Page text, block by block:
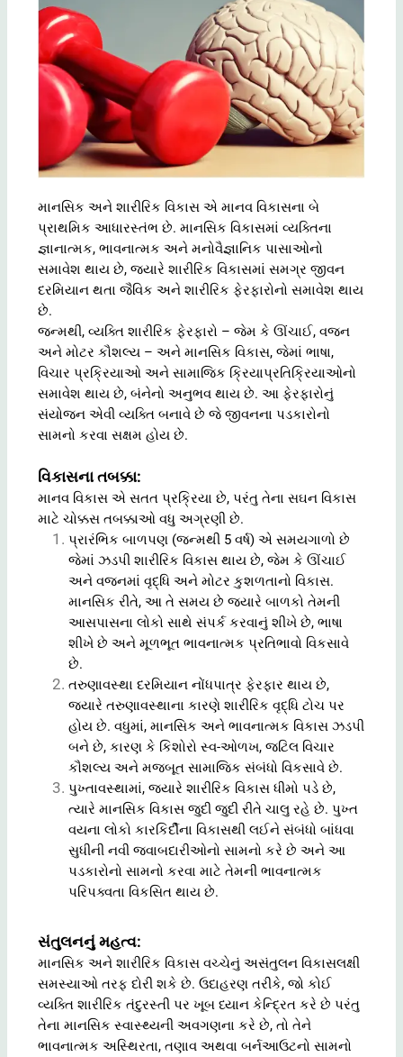
માનસિક અને શારીરિક વિકાસ એ માનવ વિકાસના બે
પ્રાથમિક આધારસ્તંભ છે. માનસિક વિકાસમાં વ્યક્તિના
જ્ઞાનાત્મક, ભાવનાત્મક અને મનોવૈજ્ઞાનિક પાસાઓનો
સમાવેશ થાય છે, જ્યારે શારીરિક વિકાસમાં સમગ્ર જીવન
દરમિયાન થતા જૈવિક અને શારીરિક ફેરફારોનો સમાવેશ થાય
છે.
જન્મથી, વ્યક્તિ શારીરિક ફેરફારો – જેમ કે ઊંચાઈ, વજન
અને મોટર કૌશલ્ય – અને માનસિક વિકાસ, જેમાં ભાષા,
વિચાર પ્રક્રિયાઓ અને સામાજિક ક્રિયાપ્રતિક્રિયાઓનો
સમાવેશ થાય છે, બંનેનો અનુભવ થાય છે. આ ફેરફારોનું
સંયોજન એવી વ્યક્તિ બનાવે છે જે જીવનના પડકારોનો
સામનો કરવા સક્ષમ હોય છે.
વિકાસના તબક્કા:
માનવ વિકાસ એ સતત પ્રક્રિયા છે, પરંતુ તેના સઘન વિકાસ
માટે ચોક્કસ તબક્કાઓ વધુ અગ્રણી છે.
પ્રારંભિક બાળપણ (જન્મથી 5 વર્ષ) એ સમયગાળો છે
જેમાં ઝડપી શારીરિક વિકાસ થાય છે, જેમ કે ઊંચાઈ
અને વજનમાં વૃદ્ધિ અને મોટર કુશળતાનો વિકાસ.
માનસિક રીતે, આ તે સમય છે જ્યારે બાળકો તેમની
આસપાસના લોકો સાથે સંપર્ક કરવાનું શીખે છે, ભાષા
શીખે છે અને મૂળભૂત ભાવનાત્મક પ્રતિભાવો વિકસાવે
છે.
તરુણાવસ્થા દરમિયાન નોંધપાત્ર ફેરફાર થાય છે,
જ્યારે તરુણાવસ્થાના કારણે શારીરિક વૃદ્ધિ ટોચ પર
હોય છે. વધુમાં, માનસિક અને ભાવનાત્મક વિકાસ ઝડપી
બને છે, કારણ કે કિશોરો સ્વ-ઓળખ, જટિલ વિચાર
કૌશલ્ય અને મજબૂત સામાજિક સંબંધો વિકસાવે છે.
પુખ્તાવસ્થામાં, જ્યારે શારીરિક વિકાસ ધીમો પડે છે,
ત્યારે માનસિક વિકાસ જુદી જુદી રીતે ચાલુ રહે છે. પુખ્ત
વયના લોકો કારકિર્દીના વિકાસથી લઈને સંબંધો બાંધવા
સુધીની નવી જવાબદારીઓનો સામનો કરે છે અને આ
પડકારોનો સામનો કરવા માટે તેમની ભાવનાત્મક
પરિપક્વતા વિકસિત થાય છે.
સંતુલનનું મહત્વ:
માનસિક અને શારીરિક વિકાસ વચ્ચેનું અસંતુલન વિકાસલક્ષી
સમસ્યાઓ તરફ દોરી શકે છે. ઉદાહરણ તરીકે, જો કોઈ
વ્યક્તિ શારીરિક તંદુરસ્તી પર ખૂબ ધ્યાન કેન્દ્રિત કરે છે પરંતુ
તેના માનસિક સ્વાસ્થ્યની અવગણના કરે છે, તો તેને
ભાવનાત્મક અસ્થિરતા, તણાવ અથવા બર્નઆઉટનો સામનો